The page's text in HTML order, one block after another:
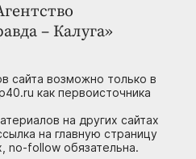
– Калуга»
сайта возможно только в
как первоисточника
на других сайтах
на главную страницу
no-follow обязательна.